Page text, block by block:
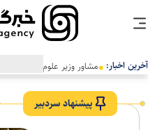
آخرین اخبار: مشاور وزیر علوم: وزارت
پیشنهاد سردبیر